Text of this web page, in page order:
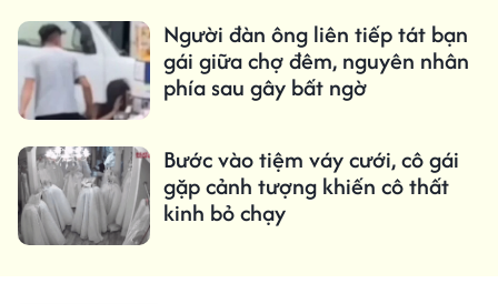
Người đàn ông liên tiếp tát bạn
gái giữa chợ đêm, nguyên nhân
phía sau gây bất ngờ
Bước vào tiệm váy cưới, cô gái
gặp cảnh tượng khiến cô thất
kinh bỏ chạy